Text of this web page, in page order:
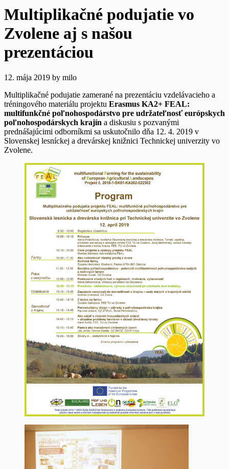
Multiplikačné podujatie vo
Zvolene aj s našou
prezentáciou
12. mája 2019 by milo
Multiplikačné podujatie zamerané na prezentáciu vzdelávacieho a
tréningového materiálu projektu Erasmus KA2+ FEAL:
multifunkčné poľnohospodárstvo pre udržateľnosť európskych
poľnohospodárskych krajín a diskusiu s pozvanými
prednášajúcimi odborníkmi sa uskutočnilo dňa 12. 4. 2019 v
Slovenskej lesníckej a drevárskej knižnici Technickej univerzity vo
Zvolene.